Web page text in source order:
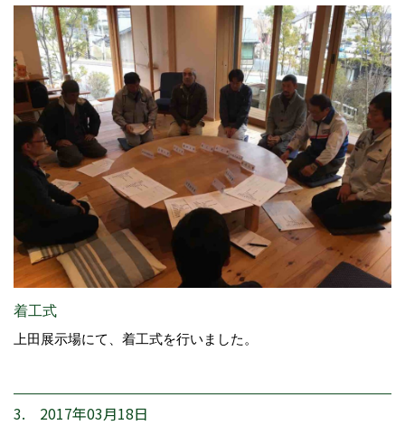
着工式
上田展示場にて、着工式を行いました。
3. 2017年03月18日